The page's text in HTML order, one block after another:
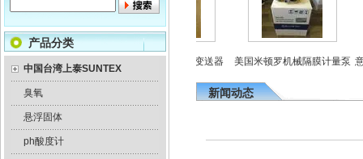
产品分类
中国台湾上泰SUNTEX
臭氧
悬浮固体
ph酸度计
顿罗电磁隔膜泵加药
泵
工业在线ph/orp计变送器 美国米顿罗机械隔膜计量泵 意
新闻动态